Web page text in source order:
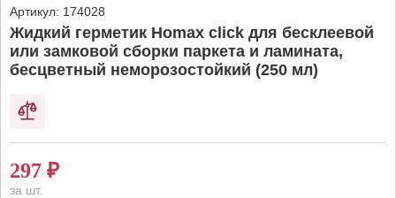
Артикул: 174028
Жидкий герметик Homax click для бесклеевой
или замковой сборки паркета и ламината,
бесцветный неморозостойкий (250 мл)
297 ₽
за шт.